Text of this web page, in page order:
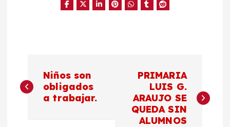
a
Niños son
obligados
a trabajar.
PRIMARIA
LUIS G.
ARAUJO SE
QUEDA SIN
ALUMNOS